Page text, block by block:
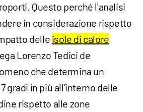
Questo perché l'analisi
in considerazione rispetto
delle isole di calore
Lorenzo Tedici de
che determina un
gradi in più all’interno delle
rispetto alle zone